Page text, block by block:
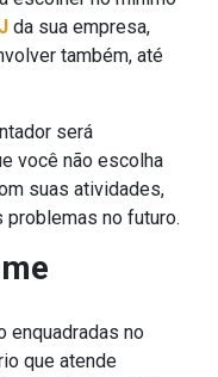
da sua empresa,
também, até
será
você não escolha
suas atividades,
no futuro.
enquadradas no
que atende